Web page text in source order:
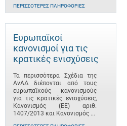
ΠΕΡΙΣΣΌΤΕΡΕΣ ΠΛΗΡΟΦΟΡΊΕΣ
Ευρωπαϊκοί
κανονισμοί για τις
κρατικές ενισχύσεις
Τα περισσότερα Σχέδια της
ΑνΑΔ διέπονται από τους
ευρωπαϊκούς κανονισμούς
για τις κρατικές ενισχύσεις,
Κανονισμός (ΕΕ) αριθ.
1407/2013 και Κανονισμός ...